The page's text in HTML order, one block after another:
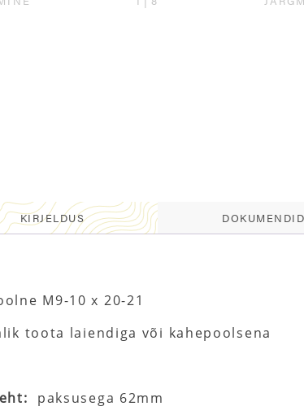
KIRJELDUS DOKUMENDID
M9-10 x 20-21
toota laiendiga või kahepoolsena
paksusega 62mm